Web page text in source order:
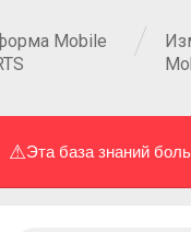
Mobile
⚠Эта база знаний